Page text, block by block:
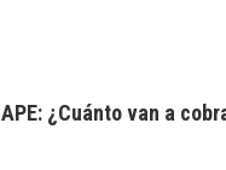
¿Cuánto van a